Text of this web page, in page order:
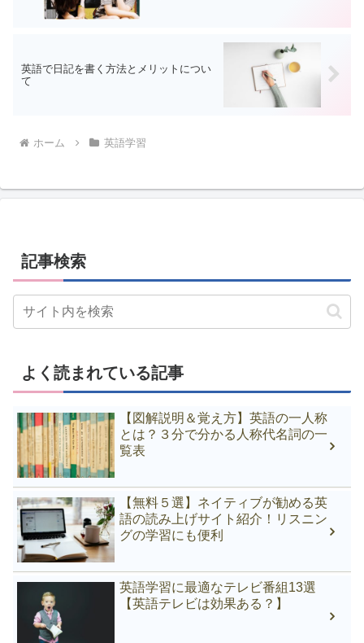
英語で日記を書く方法とメリットについ
て
ホーム 英語学習
記事検索
よく読まれている記事
【図解説明＆覚え方】英語の一人称
とは？３分で分かる人称代名詞の一
覧表
【無料５選】ネイティブが勧める英
語の読み上げサイト紹介！リスニン
グの学習にも便利
英語学習に最適なテレビ番組13選
【英語テレビは効果ある？】